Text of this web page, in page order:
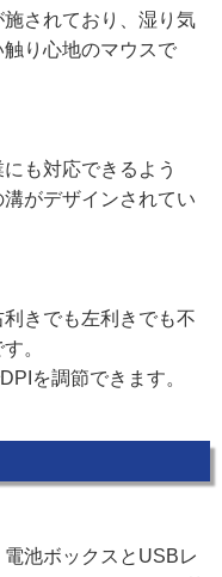
されており、湿り気
り心地のマウスで
も対応できるよう
がデザインされてい
きでも左利きでも不
。
を調節できます。
池ボックスとUSBレ